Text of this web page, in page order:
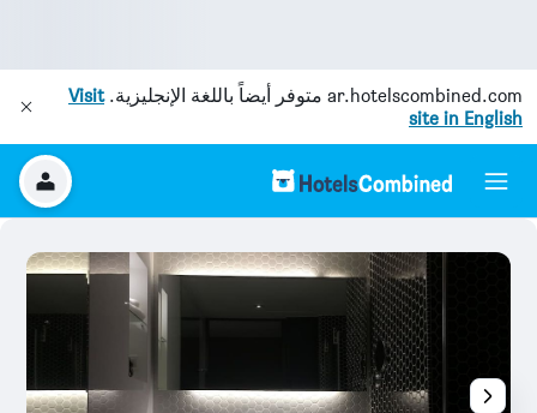
ar.hotelscombined.com متوفر أيضاً باللغة الإنجليزية.Visit
site in English